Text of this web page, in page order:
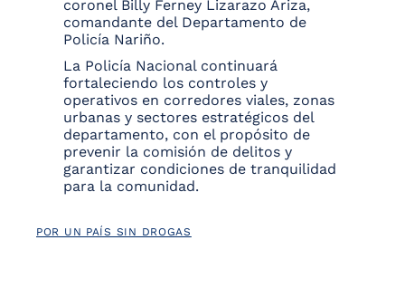
coronel Billy Ferney Lizarazo Ariza,
comandante del Departamento de
Policía Nariño.
La Policía Nacional continuará
fortaleciendo los controles y
operativos en corredores viales, zonas
urbanas y sectores estratégicos del
departamento, con el propósito de
prevenir la comisión de delitos y
garantizar condiciones de tranquilidad
para la comunidad.
POR UN PAÍS SIN DROGAS